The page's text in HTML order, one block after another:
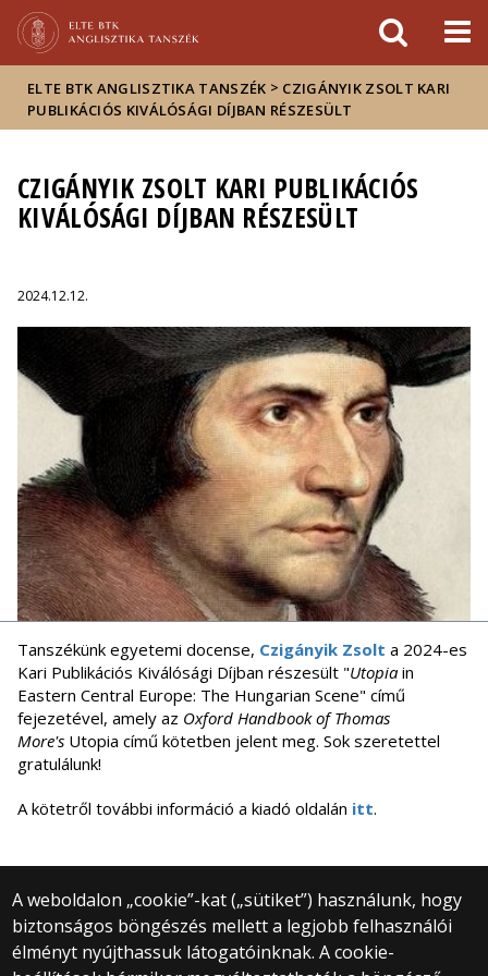
sajtóban
ELTE BTK ANGLISZTIKA TANSZÉK > CZIGÁNYIK ZSOLT KARI
PUBLIKÁCIÓS KIVÁLÓSÁGI DÍJBAN RÉSZESÜLT
CZIGÁNYIK ZSOLT KARI PUBLIKÁCIÓS
KIVÁLÓSÁGI DÍJBAN RÉSZESÜLT
2024.12.12.
Tanszékünk egyetemi docense, Czigányik Zsolt a 2024-es
Kari Publikációs Kiválósági Díjban részesült "Utopia in
Eastern Central Europe: The Hungarian Scene" című
fejezetével, amely az Oxford Handbook of Thomas
More's Utopia című kötetben jelent meg. Sok szeretettel
gratulálunk!
A kötetről további információ a kiadó oldalán itt.
A weboldalon „cookie”-kat („sütiket”) használunk, hogy
biztonságos böngészés mellett a legjobb felhasználói
élményt nyújthassuk látogatóinknak. A cookie-
© 2025 Eötvös Loránd Tudományegyetem
Minden jog fenntartva.